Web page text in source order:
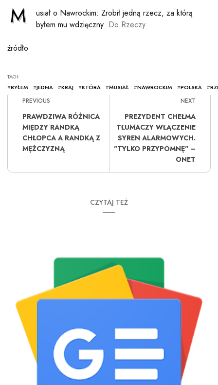
M
usiał o Nawrockim: Zrobił jedną rzecz, za którą
byłem mu wdzięczny Do Rzeczy
źródło
TAGI:
#BYŁEM #JEDNA #KRAJ #KTÓRA #MUSIAŁ #NAWROCKIM #POLSKA #
PREVIOUS
PRAWDZIWA RÓŻNICA
MIĘDZY RANDKĄ
CHŁOPCA A RANDKĄ Z
MĘŻCZYZNĄ
NEXT
PREZYDENT CHEŁMA
TŁUMACZY WŁĄCZENIE
SYREN ALARMOWYCH.
"TYLKO PRZYPOMNĘ" –
ONET
CZYTAJ TEŻ